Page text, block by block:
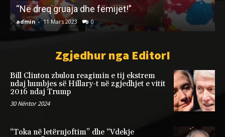
“Në dreq gruaja dhe fëmijët!”
admin - 11 Mars 2023 0
Zgjedhur nga EditorI
Bill Clinton zbulon reagimin e tij ekstrem
ndaj humbjes së Hillary-t në zgjedhjet e vitit
2016 ndaj Trump
30 Nëntor 2024
“Toka në letërnjoftim” dhe “Vdekje